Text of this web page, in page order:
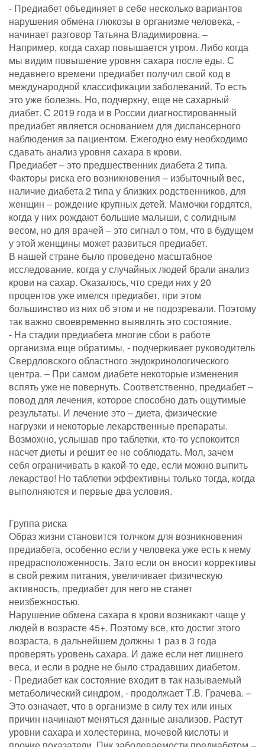
- Предиабет объединяет в себе несколько вариантов
нарушения обмена глюкозы в организме человека, -
начинает разговор Татьяна Владимировна. –
Например, когда сахар повышается утром. Либо когда
мы видим повышение уровня сахара после еды. С
недавнего времени предиабет получил свой код в
международной классификации заболеваний. То есть
это уже болезнь. Но, подчеркну, еще не сахарный
диабет. С 2019 года и в России диагностированный
предиабет является основанием для диспансерного
наблюдения за пациентом. Ежегодно ему необходимо
сдавать анализ уровня сахара в крови.
Предиабет – это предшественник диабета 2 типа.
Факторы риска его возникновения – избыточный вес,
наличие диабета 2 типа у близких родственников, для
женщин – рождение крупных детей. Мамочки гордятся,
когда у них рождают большие малыши, с солидным
весом, но для врачей – это сигнал о том, что в будущем
у этой женщины может развиться предиабет.
В нашей стране было проведено масштабное
исследование, когда у случайных людей брали анализ
крови на сахар. Оказалось, что среди них у 20
процентов уже имелся предиабет, при этом
большинство из них об этом и не подозревали. Поэтому
так важно своевременно выявлять это состояние.
- На стадии предиабета многие сбои в работе
организма еще обратимы, - подчеркивает руководитель
Свердловского областного эндокринологического
центра. – При самом диабете некоторые изменения
вспять уже не повернуть. Соответственно, предиабет –
повод для лечения, которое способно дать ощутимые
результаты. И лечение это – диета, физические
нагрузки и некоторые лекарственные препараты.
Возможно, услышав про таблетки, кто-то успокоится
насчет диеты и решит ее не соблюдать. Мол, зачем
себя ограничивать в какой-то еде, если можно выпить
лекарство! Но таблетки эффективны только тогда, когда
выполняются и первые два условия.
Группа риска
Образ жизни становится толчком для возникновения
предиабета, особенно если у человека уже есть к нему
предрасположенность. Зато если он вносит коррективы
в свой режим питания, увеличивает физическую
активность, предиабет для него не станет
неизбежностью.
Нарушение обмена сахара в крови возникают чаще у
людей в возрасте 45+. Поэтому все, кто достиг этого
возраста, в дальнейшем должны 1 раз в 3 года
проверять уровень сахара. И даже если нет лишнего
веса, и если в родне не было страдавших диабетом.
- Предиабет как состояние входит в так называемый
метаболический синдром, - продолжает Т.В. Грачева. –
Это означает, что в организме в силу тех или иных
причин начинают меняться данные анализов. Растут
уровни сахара и холестерина, мочевой кислоты и